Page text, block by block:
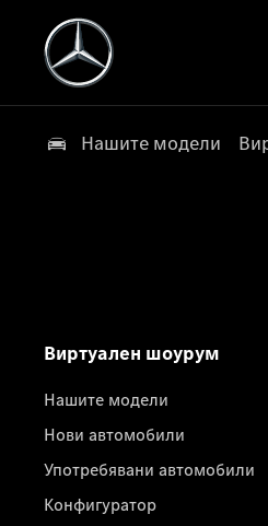
Нашите модели
Виртуален шоурум
Нашите модели
Нови автомобили
Употребявани автомобили
Конфигуратор